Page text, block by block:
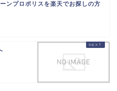
ンプロポリスを楽天でお探しの方